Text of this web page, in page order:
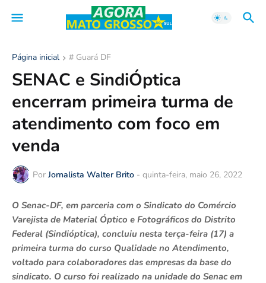
Página inicial # Guará DF
SENAC e SindiÓptica
encerram primeira turma de
atendimento com foco em
venda
Por Jornalista Walter Brito - quinta-feira, maio 26, 2022
O Senac-DF, em parceria com o Sindicato do Comércio
Varejista de Material Óptico e Fotográficos do Distrito
Federal (Sindióptica), concluiu nesta terça-feira (17) a
primeira turma do curso Qualidade no Atendimento,
voltado para colaboradores das empresas da base do
sindicato. O curso foi realizado na unidade do Senac em